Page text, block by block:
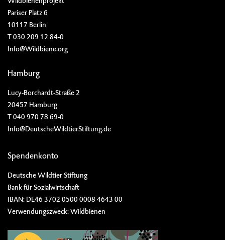
Pariser Platz 6
10117 Berlin
T 030 209 12 84-0
Info@Wildbiene.org
Hamburg
Lucy-Borchardt-Straße 2
20457 Hamburg
T 040 970 78 69-0
Info@DeutscheWildtierStiftung.de
Spendenkonto
Deutsche Wildtier Stiftung
Bank für Sozialwirtschaft
IBAN: DE46 3702 0500 0008 4643 00
Verwendungszweck: Wildbienen